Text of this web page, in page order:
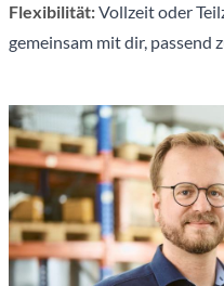
Flexibilität:Vollzeit oder
gemeinsam mit dir, passend